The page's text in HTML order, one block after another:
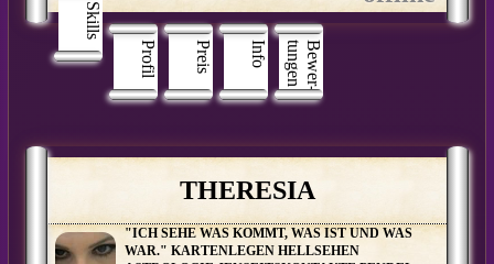
Skills
Profil
Preis Info B
e
w
e
r
­
t
u
n
g
e
n
THERESIA
"ICH SEHE WAS KOMMT, WAS IST UND WAS
WAR." KARTENLEGEN HELLSEHEN